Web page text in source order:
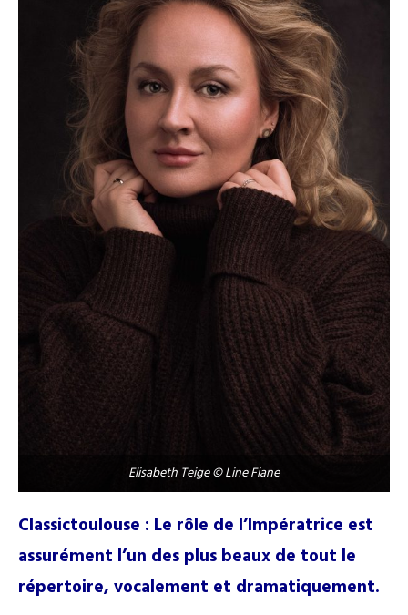
Elisabeth Teige © Line Fiane
Classictoulouse : Le rôle de l’Impératrice est
assurément l’un des plus beaux de tout le
répertoire, vocalement et dramatiquement.